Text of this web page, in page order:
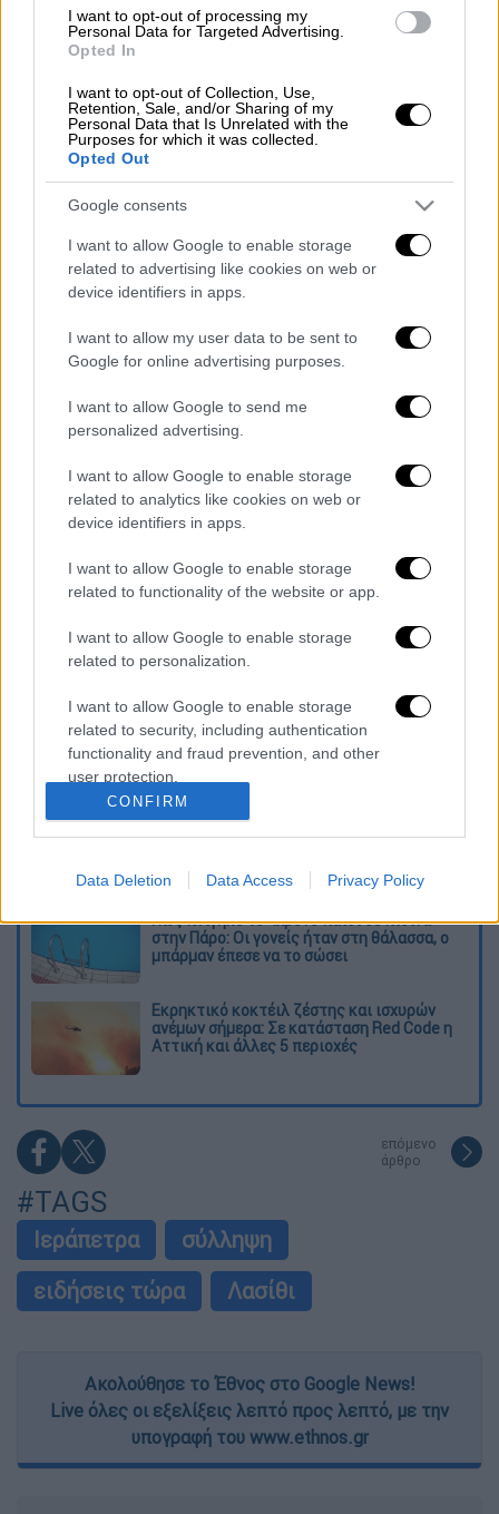
I want to opt-out of processing my
Personal Data for Targeted Advertising.
Opted In
I want to opt-out of Collection, Use,
Retention, Sale, and/or Sharing of my
Personal Data that Is Unrelated with the
Purposes for which it was collected.
Opted Out
Google consents
I want to allow Google to enable storage
related to advertising like cookies on web or
device identifiers in apps.
I want to allow my user data to be sent to
Google for online advertising purposes.
I want to allow Google to send me
personalized advertising.
I want to allow Google to enable storage
related to analytics like cookies on web or
device identifiers in apps.
I want to allow Google to enable storage
related to functionality of the website or app.
I want to allow Google to enable storage
related to personalization.
I want to allow Google to enable storage
related to security, including authentication
functionality and fraud prevention, and other
user protection.
CONFIRM
Data Deletion Data Access Privacy Policy
Ελλάδα|06.04.2025 18:28
Χαλκιδική: Ελεύθερος ο 62χρονος
ψαράς που οδηγούσε το φορτηγάκι
στο θανατηφόρο τροχαίο
Επιπλέον ηκαταγγέλλουσα
υποστήριξε ότι
με τον ίδιο τρόπο, άγνωστο άτομο είχε
εισέλθει στην οικία της στις 28.02.2025 και
είχε αφαιρέσει το πορτοφόλι οικείου της
προσώπου το οποίοπεριείχε το χρηματικό
ποσό των 10.000 ευρώ.
Από την προανάκριση και την αξιοποίηση
πράξεις η29χρονη, η οποία εντοπίσθηκε
συνελήφθη και επέστρεψε τα χρηματικά
ποσά που είχε αφαιρέσει.
προανάκρισηδιενεργείται από το Τμήμα
Ιεράπετρας.
Από το Μίσιγκαν στον Λευκό Οίκο: Τι
σημαίνει η νίκη του Αμπντούλ Ελ-Σαγέντ
για τους Δημοκρατικούς
Ιστορίας!
Πώς πνίγηκε το 4χρονο παιδί σε πισίνα
στην Πάρο: Οι γονείς ήταν στη θάλασσα, ο
μπάρμαν έπεσε να το σώσει
Εκρηκτικό κοκτέιλ ζέστης και ισχυρών
ανέμων σήμερα: Σε κατάσταση Red Code η
Αττική και άλλες 5 περιοχές
επόμενο
άρθρο
#TAGS
Ιεράπετρα
σύλληψη
ειδήσεις τώρα
Λασίθι
Ακολούθησε το Έθνος στο Google News!
Live όλες οι εξελίξεις λεπτό προς λεπτό, με την
υπογραφή του www.ethnos.gr